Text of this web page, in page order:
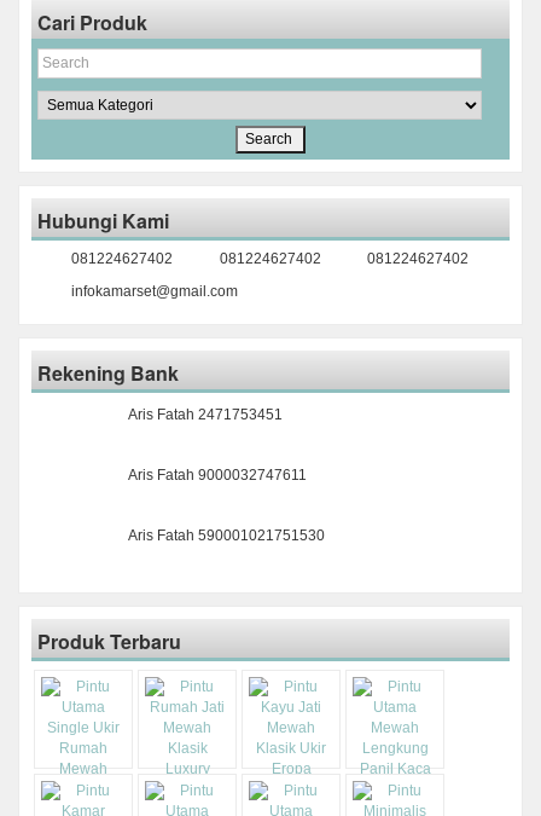
Cari Produk
Hubungi Kami
081224627402 081224627402
081224627402
infokamarset@gmail.com
Rekening Bank
Aris Fatah 2471753451
Aris Fatah 9000032747611
Aris Fatah 590001021751530
Produk Terbaru